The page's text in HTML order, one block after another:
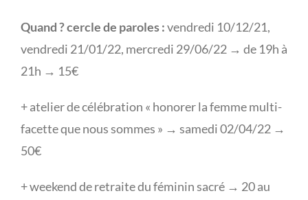
Quand ? cercle de paroles :vendredi 10/12/21,
vendredi 21/01/22, mercredi 29/06/22 → de 19h à
21h → 15€
+ atelier de célébration « honorer la femme multi-
facette que nous sommes » → samedi 02/04/22 →
50€
+ weekend de retraite du féminin sacré → 20 au